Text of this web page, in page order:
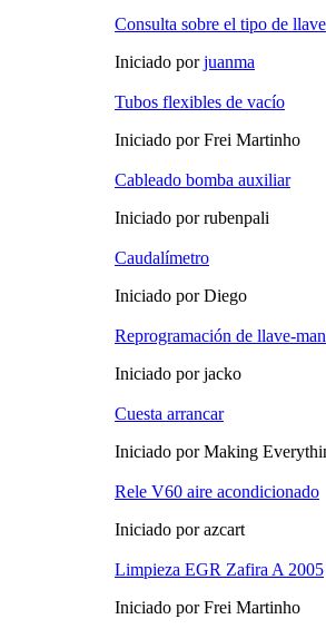
Consulta sobre el tipo de
Iniciado porjuanma
Tubos flexibles de vacío
Iniciado por Frei Martinho
Cableado bomba auxiliar
Iniciado por rubenpali
Caudalímetro
Iniciado por Diego
Reprogramación de llave-
Iniciado por jacko
Cuesta arrancar
Iniciado por Making
Rele V60 aire acondicionado
Iniciado por azcart
Limpieza EGR Zafira A 2005
Iniciado por Frei Martinho